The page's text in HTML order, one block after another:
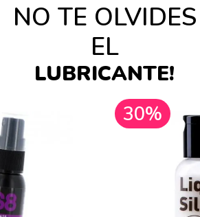
NO TE OLVIDES
EL
LUBRICANTE!
30%